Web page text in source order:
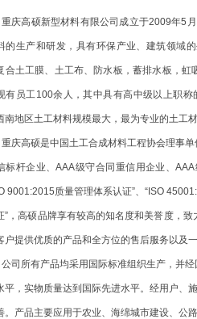
重庆高硕新型材料有限公司 成立于2009年5
的生产和研发，具有环保产业、建筑领域
合土工膜、土工布、防水板，蓄排水板，
有员工100余人，其中具有高中级以上职
南地区土工材料规模最大，最为专业的土工材
重庆高硕是中国土工合成材料工程协会理事
标杆企业、AAA级守合同重信用企业、
9001:2015质量管理体系认证”、“ISO
”，高硕品牌享有较高的知名度和美誉度，
户提供优质的产品和全方位的售后服务以及一
公司所有产品均采用国际标准组织生产，并
平，实物质量达到国际先进水平。经用户、
。产品主要应用于农业、海绵城市建设、公